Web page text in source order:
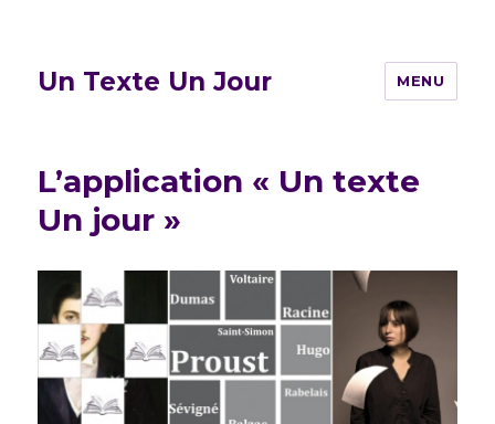
Un Texte Un Jour MENU
L’application « Un texte
Un jour »